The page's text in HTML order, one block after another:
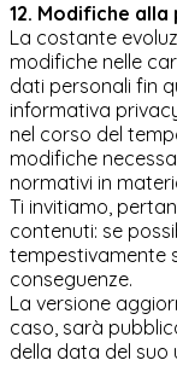
12. Modifiche
La costante
modifiche nelle
dati personali fin
informativa
nel corso del
modifiche
normativi in
Ti invitiamo,
contenuti: se
tempestivamente
conseguenze.
La versione
caso, sarà
della data del suo